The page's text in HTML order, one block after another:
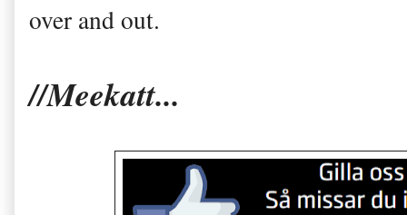
over and out.
//Meekatt...